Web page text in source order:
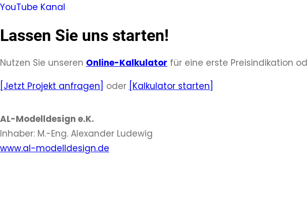
YouTube Kanal
Lassen Sie uns starten!
Nutzen Sie unseren Online-Kalkulator für eine erste Preisindikation
[Jetzt Projekt anfragen] oder [Kalkulator starten]
AL-Modelldesign e.K.
Inhaber: M.-Eng. Alexander Ludewig
www.al-modelldesign.de